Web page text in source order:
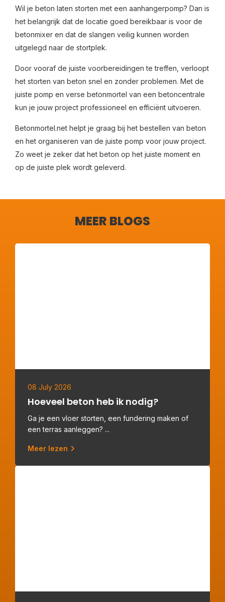
Wil je beton laten storten met een aanhangerpomp? Dan is
het belangrijk dat de locatie goed bereikbaar is voor de
betonmixer en dat de slangen veilig kunnen worden
uitgelegd naar de stortplek.
Door vooraf de juiste voorbereidingen te treffen, verloopt
het storten van beton snel en zonder problemen. Met de
juiste pomp en verse betonmortel van een betoncentrale
kun je jouw project professioneel en efficiënt uitvoeren.
Betonmortel.net helpt je graag bij het bestellen van beton
en het organiseren van de juiste pomp voor jouw project.
Zo weet je zeker dat het beton op het juiste moment en
op de juiste plek wordt geleverd.
MEER BLOGS
08 July 2026
Hoeveel beton heb ik nodig?
Ga je een vloer storten, een fundering maken of
een terras aanleggen? ...
Meer lezen